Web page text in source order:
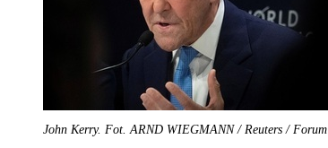
John Kerry. Fot. ARND WIEGMANN / Reuters / Forum